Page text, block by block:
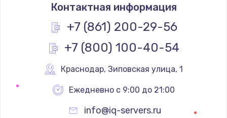
2300 руб.
Заказать
Замена вебкамеры
1340 руб.
Заказать
Ремонт петель крышки
Контактная информация
+7 (861) 200-29-56
+7 (800) 100-40-54
Краснодар, Зиповская улица, 1
Ежедневно с 9:00 до 21:00
info@iq-servers.ru